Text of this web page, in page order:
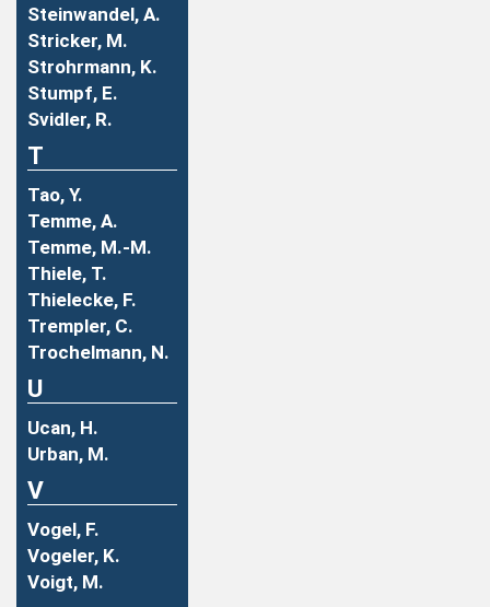
Steinwandel, A.
Stricker, M.
Strohrmann, K.
Stumpf, E.
Svidler, R.
T
Tao, Y.
Temme, A.
Temme, M.-M.
Thiele, T.
Thielecke, F.
Trempler, C.
Trochelmann, N.
U
Ucan, H.
Urban, M.
V
Vogel, F.
Vogeler, K.
Voigt, M.